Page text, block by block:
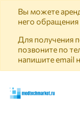
Вы можете
него
Для получения
позвоните по
напишите email